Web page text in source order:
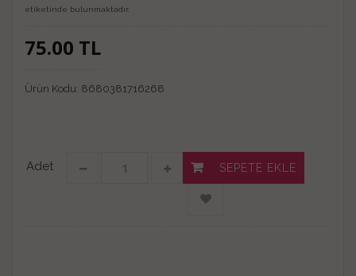
etiketinde bulunmaktadır.
75.00 TL
Ürün Kodu: 8680381716268
Adet SEPETE EKLE